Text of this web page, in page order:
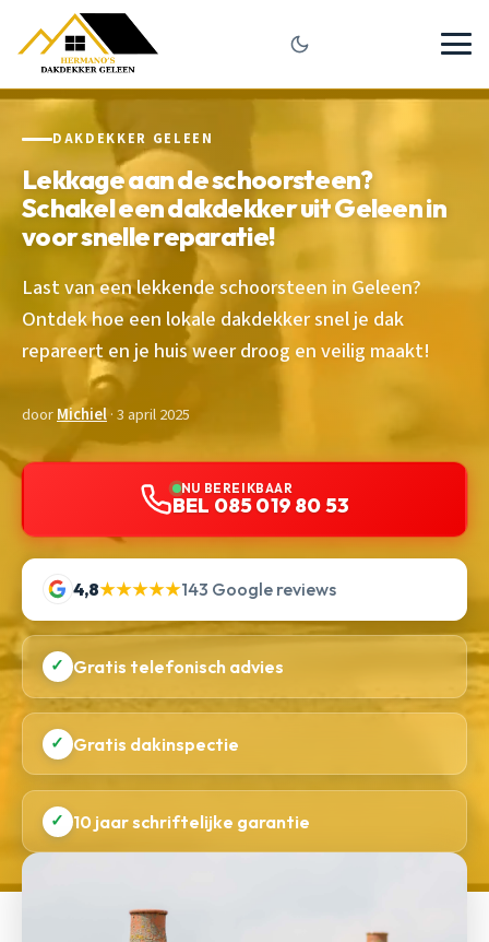
DAKDEKKER GELEEN
Lekkage aan de schoorsteen?
Schakel een dakdekker uit Geleen in
voor snelle reparatie!
Last van een lekkende schoorsteen in Geleen?
Ontdek hoe een lokale dakdekker snel je dak
repareert en je huis weer droog en veilig maakt!
doorMichiel· 3 april 2025
NU BEREIKBAAR
BEL 085 019 80 53
4,8★★★★★143 Google reviews
✓ Gratis telefonisch advies
✓ Gratis dakinspectie
✓ 10 jaar schriftelijke garantie